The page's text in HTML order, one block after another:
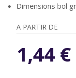
Dimensions bol
A PARTIR DE
1,44 €